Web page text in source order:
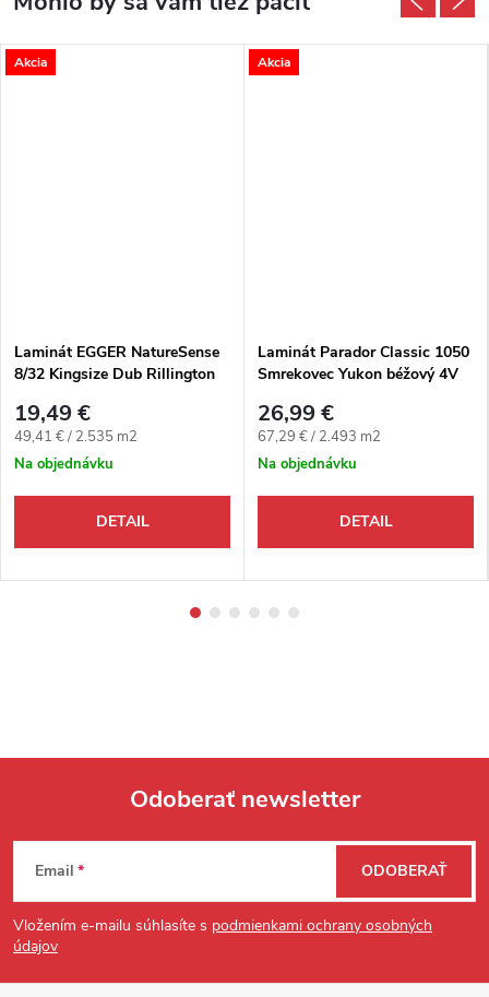
Akcia
Laminát EGGER NatureSense
8/32 Kingsize Dub Rillington
19,49 €
Jednotková cena:
49,41 € / 2.535 m2
Na objednávku
DETAIL
Akcia
Laminát Parador Classic 1050
Smrekovec Yukon béžový 4V
26,99 €
Jednotková cena:
67,29 € / 2.493 m2
Na objednávku
DETAIL
Zápätie
Odoberať newsletter
Email
Vložením e-mailu súhlasíte s podmienkami ochrany osobných
údajov
ODOBERAŤ